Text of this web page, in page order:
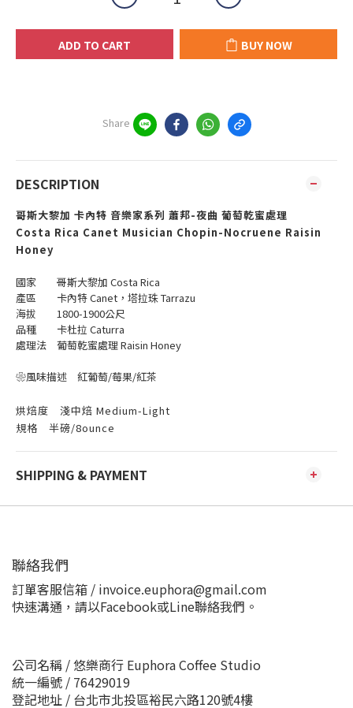
ADD TO CART BUY NOW
Share
DESCRIPTION
哥斯大黎加 卡內特 音樂家系列 蕭邦-夜曲 葡萄乾蜜處理
Costa Rica Canet Musician Chopin-Nocruene Raisin
Honey
國家 哥斯大黎加 Costa Rica
產區 卡內特 Canet，塔拉珠 Tarrazu
海拔 1800-1900公尺
品種 卡杜拉 Caturra
處理法 葡萄乾蜜處理 Raisin Honey
❀風味描述 紅葡萄/莓果/紅茶
烘焙度 淺中焙 Medium-Light
規格 半磅/8ounce
SHIPPING & PAYMENT
聯絡我們
訂單客服信箱 / invoice.euphora@gmail.com
快速溝通，請以Facebook或Line聯絡我們。
公司名稱 / 悠樂商行 Euphora Coffee Studio
統一編號 / 76429019
登記地址 / 台北市北投區裕民六路120號4樓